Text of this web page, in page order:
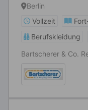
Berlin
Vollzeit
Berufskleidung
Bartscherer & Co.